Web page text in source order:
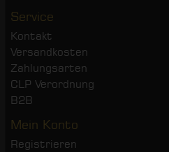
Service
Kontakt
Versandkosten
Zahlungsarten
CLP Verordnung
B2B
Mein Konto
Registrieren